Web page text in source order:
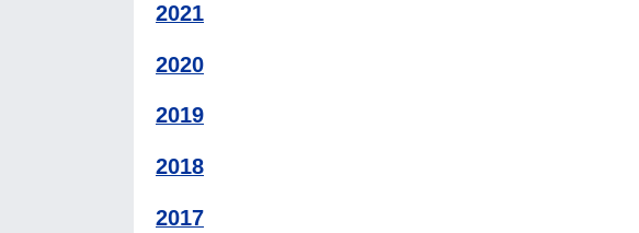
2021
2020
2019
2018
2017